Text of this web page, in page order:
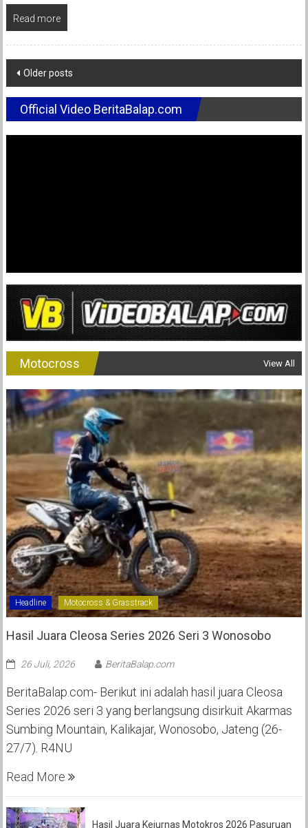
Read more
Posts
navigation
Older posts
Official Video BeritaBalap.com
Motocross View All
Headline Motocross & Grasstrack
Hasil Juara Cleosa Series 2026 Seri 3 Wonosobo ‎
26 Juli, 2026 BeritaBalap.com
BeritaBalap.com- Berikut ini adalah hasil juara Cleosa
Series 2026 seri 3 yang berlangsung disirkuit Akarmas
Sumbing Mountain, Kalikajar, Wonosobo, Jateng (26-
27/7). R4NU
Read More
Hasil Juara Kejurnas Motokros 2026 Pasuruan